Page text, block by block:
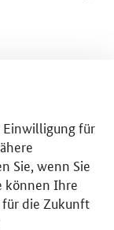
Einwilligung für
Sie, wenn Sie
können Ihre
die Zukunft